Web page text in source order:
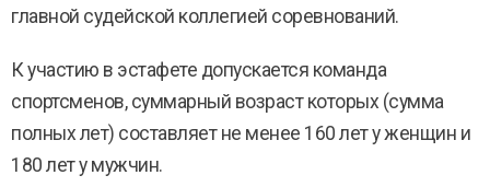
главной судейской коллегией соревнований.
К участию в эстафете допускается команда
спортсменов, суммарный возраст которых (сумма
полных лет) составляет не менее 160 лет у женщин и
180 лет у мужчин.